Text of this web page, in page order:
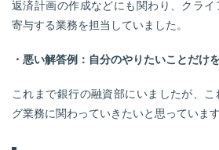
返済計画の作成などにも関わり、クラ
寄与する業務を担当していました。
・悪い解答例：自分のやりたいことだけ
これまで銀行の融資部にいましたが、
グ業務に関わっていきたいと思っています